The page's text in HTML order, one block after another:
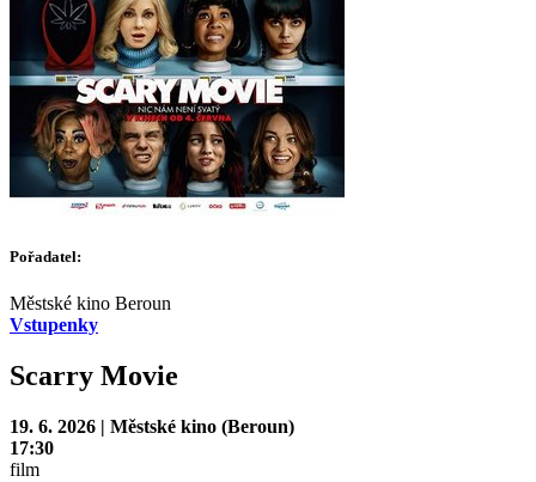
Pořadatel:
Městské kino Beroun
Vstupenky
Scarry Movie
19. 6. 2026 | Městské kino (Beroun)
17:30
film